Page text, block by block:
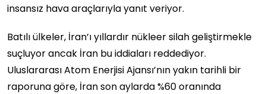
insansız hava araçlarıyla yanıt veriyor.
Batılı ülkeler, İran’ı yıllardır nükleer silah geliştirmekle
suçluyor ancak İran bu iddiaları reddediyor.
Uluslararası Atom Enerjisi Ajansı’nın yakın tarihli bir
raporuna göre, İran son aylarda %60 oranında